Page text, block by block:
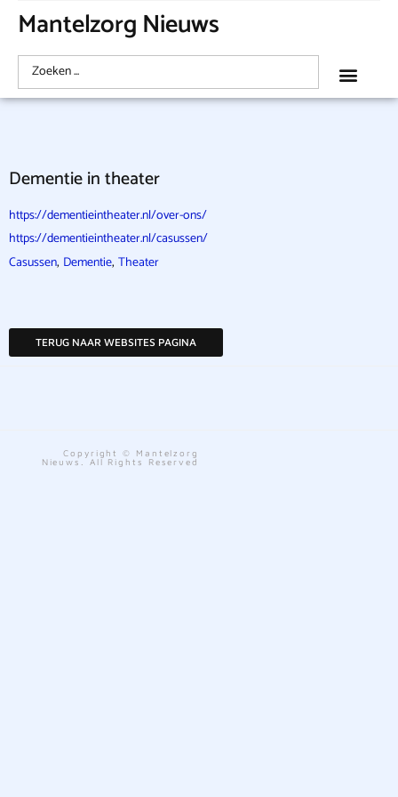
Mantelzorg Nieuws
Dementie in theater
https://dementieintheater.nl/over-ons/
https://dementieintheater.nl/casussen/
Casussen, Dementie, Theater
TERUG NAAR WEBSITES PAGINA
Copyright © Mantelzorg
Nieuws. All Rights Reserved